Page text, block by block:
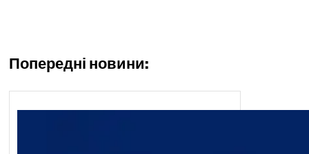
Попередні новини: